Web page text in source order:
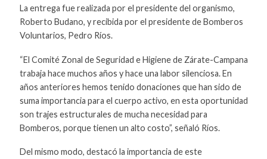
La entrega fue realizada por el presidente del organismo,
Roberto Budano, y recibida por el presidente de Bomberos
Voluntarios, Pedro Ríos.
“El Comité Zonal de Seguridad e Higiene de Zárate-Campana
trabaja hace muchos años y hace una labor silenciosa. En
años anteriores hemos tenido donaciones que han sido de
suma importancia para el cuerpo activo, en esta oportunidad
son trajes estructurales de mucha necesidad para
Bomberos, porque tienen un alto costo”, señaló Ríos.
Del mismo modo, destacó la importancia de este